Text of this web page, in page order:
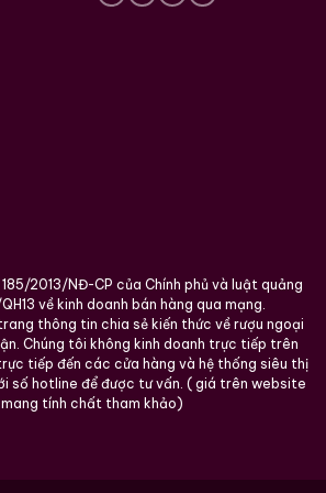
2013/NĐ-CP của Chính phủ và luật quảng
về kinh doanh bán hàng qua mạng.
thông tin chia sẻ kiến thức về rượu ngoại
Chúng tôi không kinh doanh trực tiếp trên
tiếp đến các cửa hàng và hệ thống siêu thị
số hotline để được tư vấn. ( giá trên website
tính chất tham khảo)